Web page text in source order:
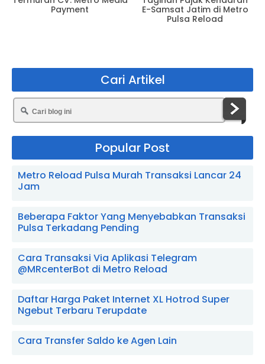
Payment
E-Samsat Jatim di Metro
Pulsa Reload
Cari Artikel
Popular Post
Metro Reload Pulsa Murah Transaksi Lancar 24
Jam
Beberapa Faktor Yang Menyebabkan Transaksi
Pulsa Terkadang Pending
Cara Transaksi Via Aplikasi Telegram
@MRcenterBot di Metro Reload
Daftar Harga Paket Internet XL Hotrod Super
Ngebut Terbaru Terupdate
Cara Transfer Saldo ke Agen Lain